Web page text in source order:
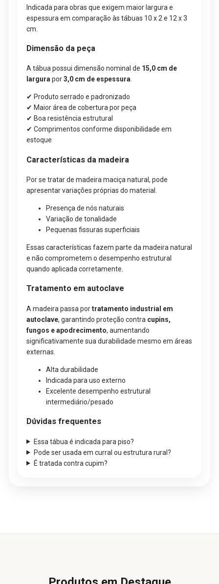
Indicada para obras que exigem maior largura e
espessura em comparação às tábuas 10 x 2 e 12 x 3
cm.
Dimensão da peça
A tábua possui dimensão nominal de 15,0 cm de
largurapor3,0 cm de espessura.
✔ Produto serrado e padronizado
✔ Maior área de cobertura por peça
✔ Boa resistência estrutural
✔ Comprimentos conforme disponibilidade em
estoque
Características da madeira
Por se tratar de madeira maciça natural, pode
apresentar variações próprias do material.
Presença de nós naturais
Variação de tonalidade
Pequenas fissuras superficiais
Essas características fazem parte da madeira natural
e não comprometem o desempenho estrutural
quando aplicada corretamente.
Tratamento em autoclave
A madeira passa portratamento industrial em
autoclave, garantindo proteção contra cupins,
fungos e apodrecimento, aumentando
significativamente sua durabilidade mesmo em áreas
externas.
Alta durabilidade
Indicada para uso externo
Excelente desempenho estrutural
intermediário/pesado
Dúvidas frequentes
Essa tábua é indicada para piso?
Pode ser usada em curral ou estrutura rural?
É tratada contra cupim?